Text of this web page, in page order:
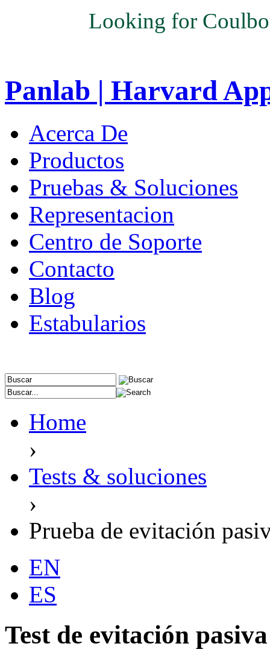
Looking for
Panlab | Harvard
Acerca De
Productos
Pruebas & Soluciones
Representacion
Centro de Soporte
Contacto
Blog
Estabularios
Home
›
Tests & soluciones
›
Prueba de evitación
EN
ES
Test de evitación